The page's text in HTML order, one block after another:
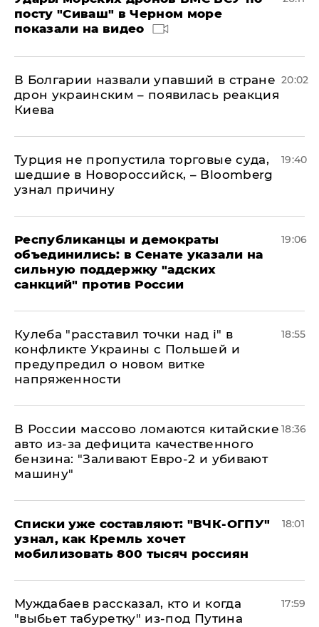
посту "Сиваш" в Черном море
показали на видео
В Болгарии назвали упавший в стране
дрон украинским – появилась реакция
Киева
20:02
Турция не пропустила торговые суда,
шедшие в Новороссийск, – Bloomberg
узнал причину
19:40
Республиканцы и демократы
объединились: в Сенате указали на
сильную поддержку "адских
санкций" против России
19:06
Кулеба "расставил точки над і" в
конфликте Украины с Польшей и
предупредил о новом витке
напряженности
18:55
В России массово ломаются китайские
авто из-за дефицита качественного
бензина: "Заливают Евро-2 и убивают
машину"
18:36
Списки уже составляют: "ВЧК-ОГПУ"
узнал, как Кремль хочет
мобилизовать 800 тысяч россиян
18:01
Муждабаев рассказал, кто и когда
"выбьет табуретку" из-под Путина
17:59